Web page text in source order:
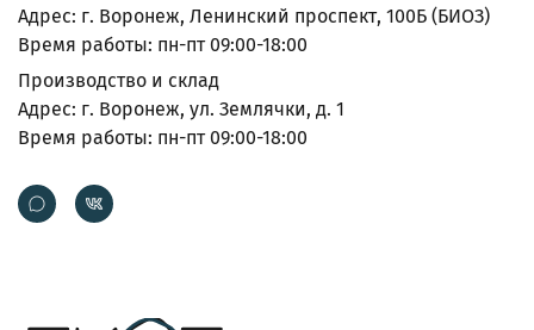
Адрес: г. Воронеж, Ленинский проспект, 100Б (БИОЗ)
Время работы: пн-пт 09:00-18:00
Производство и склад
Адрес: г. Воронеж, ул. Землячки, д. 1
Время работы: пн-пт 09:00-18:00